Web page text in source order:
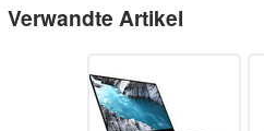
Verwandte Artikel